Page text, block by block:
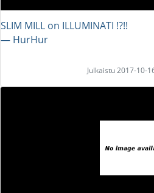
SLIM MILL on ILLUMINATI !?!!
― HurHur
Julkaistu 2017-10-